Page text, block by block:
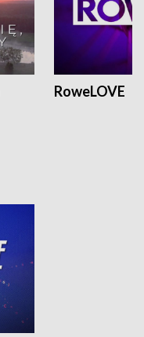
RoweLOVE